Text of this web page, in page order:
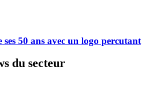
ses 50 ans avec un logo percutant
du secteur